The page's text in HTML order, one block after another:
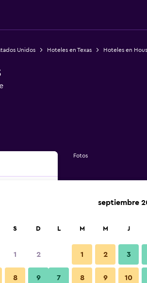
Unidos Hoteles en Texas Hoteles en
Fotos
S D
1 2
8 9
septiembre
L M M J
1 2 3
7 8 9 10